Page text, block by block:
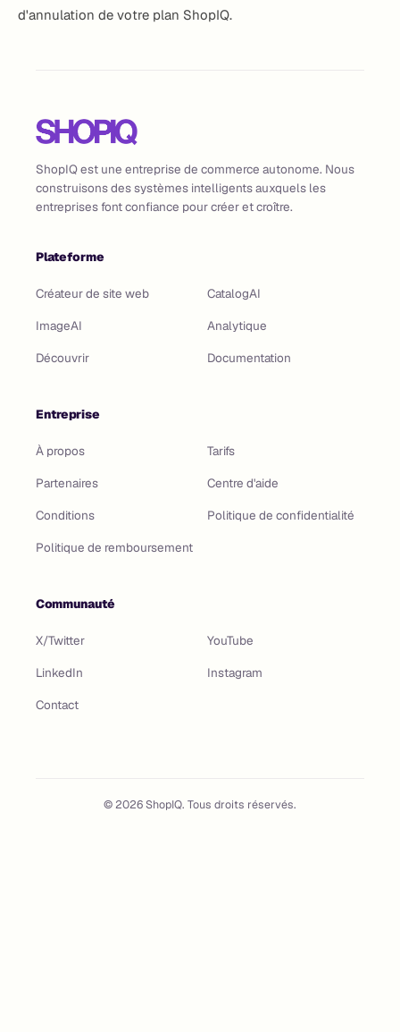
d'annulation de votre plan ShopIQ.
ShopIQ est une entreprise de commerce autonome. Nous
construisons des systèmes intelligents auxquels les
entreprises font confiance pour créer et croître.
Plateforme
Créateur de site web
CatalogAI
ImageAI
Analytique
Découvrir
Documentation
Entreprise
À propos
Tarifs
Partenaires
Centre d'aide
Conditions
Politique de confidentialité
Politique de remboursement
Communauté
X/Twitter
YouTube
LinkedIn
Instagram
Contact
©2026ShopIQ. Tous droits réservés.